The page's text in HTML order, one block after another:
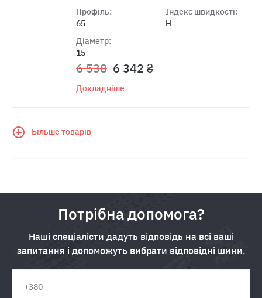
Профіль:
65
Діаметр:
15
Індекс швидкості:
H
6 538 6 342 ₴
Докладніше
Більше товарів
Потрібна допомога?
Наші спеціалісти дадуть відповідь на всі ваші
запитання і допоможуть вибрати відповідні шини.